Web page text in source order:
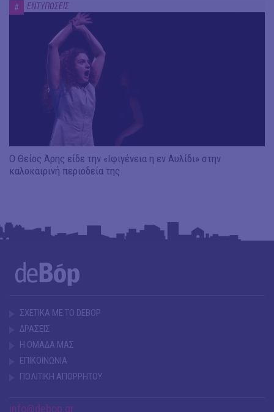
# ΕΝΤΥΠΩΣΕΙΣ
Ο Θείος Άρης είδε την «Ιφιγένεια η εν Αυλίδι» στην
καλοκαιρινή περιοδεία της
ΣΧΕΤΙΚΑ ΜΕ ΤΟ DEBOP
ΔΡΑΣΕΙΣ
Η ΟΜΑΔΑ ΜΑΣ
ΕΠΙΚΟΙΝΩΝΙΑ
ΠΟΛΙΤΙΚΗ ΑΠΟΡΡΗΤΟΥ
info@debop.gr